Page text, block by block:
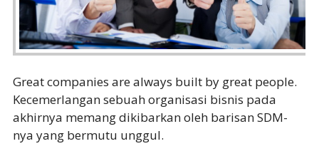
Great companies are always built by great people.
Kecemerlangan sebuah organisasi bisnis pada
akhirnya memang dikibarkan oleh barisan SDM-
nya yang bermutu unggul.